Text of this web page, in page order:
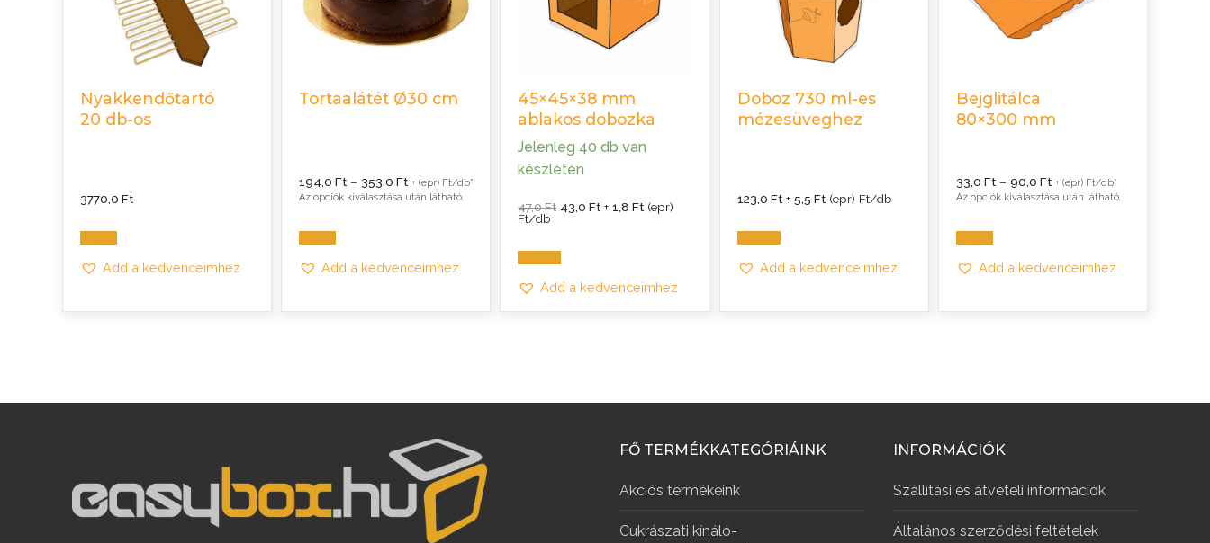
Nyakkendőtartó
20 db-os
3770,0 Ft
Add a kedvenceimhez
Tortaalátét Ø30 cm
194,0Ft – 353,0FtÁrtartomány:
194,0 Ft
-
+ (epr) Ft/db*
Az opciók kiválasztása után látható.
Add a kedvenceimhez
45×45×38 mm
ablakos dobozka
Jelenleg 40 db van
készleten
47,0Ft Original
price
43,0FtCurrent
+1,8Ft (epr)
Ft/db
Add a kedvenceimhez
Doboz 730 ml-es
mézesüveghez
123,0 Ft + 5,5 Ft(epr) Ft/db
Add a kedvenceimhez
Bejglitálca
80×300 mm
33,0 Ft – 90,0 FtÁrtartomány:
33,0 Ft
-
+ (epr) Ft/db*
Az opciók kiválasztása után látható.
Add a kedvenceimhez
FŐ TERMÉKKATEGÓRIÁINK
Akciós termékeink
Cukrászati kínáló-
INFORMÁCIÓK
Szállítási és átvételi információk
Általános szerződési feltételek